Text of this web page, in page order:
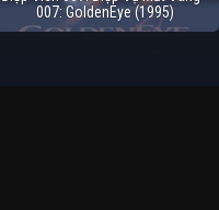
007: GoldenEye (1995)